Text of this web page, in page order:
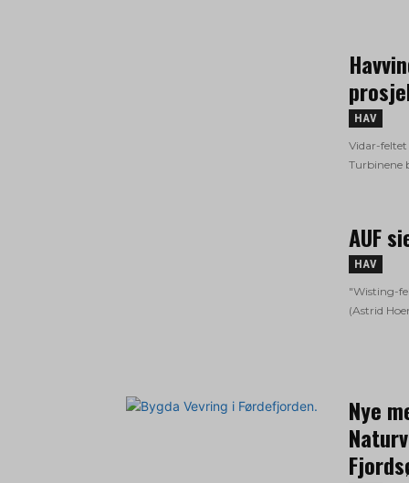
HAV
Vidar-
Turbinene
AUF
HAV
"Wisting-
(Astrid
Nye